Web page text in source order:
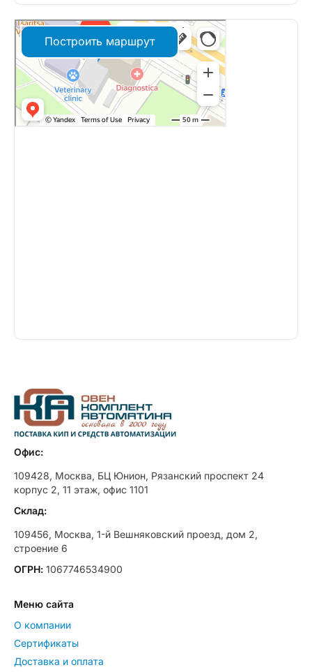
Построить маршрут
Офис:
109428, Москва, БЦ Юнион, Рязанский проспект 24
корпус 2, 11 этаж, офис 1101
Склад:
109456, Москва, 1-й Вешняковский проезд, дом 2,
строение 6
ОГРН: 1067746534900
Меню сайта
О компании
Сертификаты
Доставка и оплата